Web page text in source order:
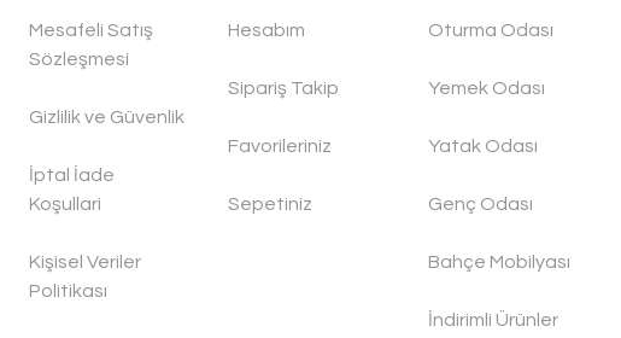
Mesafeli Satış
Sözleşmesi
Gizlilik ve Güvenlik
İptal İade
Koşullari
Kişisel Veriler
Politikası
Hesabım
Sipariş Takip
Favorileriniz
Sepetiniz
Oturma Odası
Yemek Odası
Yatak Odası
Genç Odası
Bahçe Mobilyası
İndirimli Ürünler